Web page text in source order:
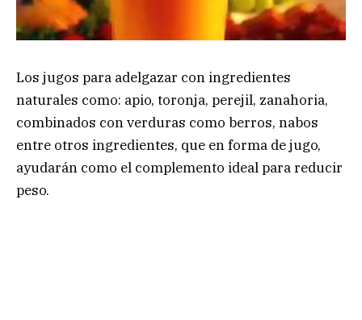
Los jugos para adelgazar con ingredientes
naturales como: apio, toronja, perejil, zanahoria,
combinados con verduras como berros, nabos
entre otros ingredientes, que en forma de jugo,
ayudarán como el complemento ideal para reducir
peso.